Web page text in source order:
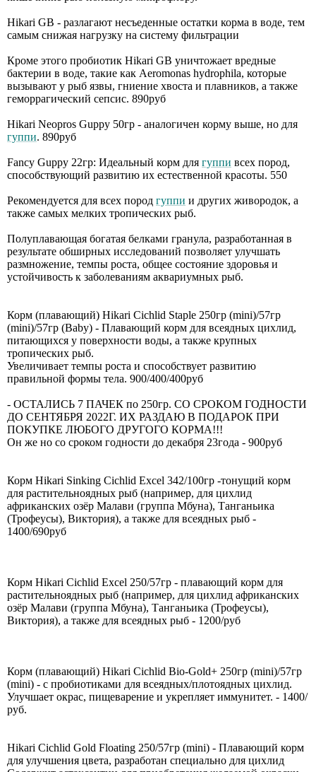
Hikari GB - разлагают несъеденные остатки корма в воде, тем
самым снижая нагрузку на систему фильтрации
Кроме этого пробиотик Hikari GB уничтожает вредные
бактерии в воде, такие как Aeromonas hydrophila, которые
вызывают у рыб язвы, гниение хвоста и плавников, а также
геморрагический сепсис. 890руб
Hikari Neopros Guppy 50гр - аналогичен корму выше, но для
гуппи. 890руб
Fancy Guppy 22гр: Идеальный корм для гуппи всех пород,
способствующий развитию их естественной красоты. 550
Рекомендуется для всех пород гуппи и других живородок, а
также самых мелких тропических рыб.
Полуплавающая богатая белками гранула, разработанная в
результате обширных исследований позволяет улучшать
размножение, темпы роста, общее состояние здоровья и
устойчивость к заболеваниям аквариумных рыб.
Корм (плавающий) Hikari Cichlid Staple 250гр (mini)/57гр
(mini)/57гр (Baby) - Плавающий корм для всеядных цихлид,
питающихся у поверхности воды, а также крупных
тропических рыб.
Увеличивает темпы роста и способствует развитию
правильной формы тела. 900/400/400руб
- ОСТАЛИСЬ 7 ПАЧЕК по 250гр. СО СРОКОМ ГОДНОСТИ
ДО СЕНТЯБРЯ 2022Г. ИХ РАЗДАЮ В ПОДАРОК ПРИ
ПОКУПКЕ ЛЮБОГО ДРУГОГО КОРМА!!!
Он же но со сроком годности до декабря 23года - 900руб
Корм Hikari Sinking Cichlid Excel 342/100гр -тонущий корм
для растительноядных рыб (например, для цихлид
африканских озёр Малави (группа Мбуна), Танганьика
(Трофеусы), Виктория), а также для всеядных рыб -
1400/690руб
Корм Hikari Cichlid Excel 250/57гр - плавающий корм для
растительноядных рыб (например, для цихлид африканских
озёр Малави (группа Мбуна), Танганьика (Трофеусы),
Виктория), а также для всеядных рыб - 1200/руб
Корм (плавающий) Hikari Cichlid Bio-Gold+ 250гр (mini)/57гр
(mini) - с пробиотиками для всеядных/плотоядных цихлид.
Улучшает окрас, пищеварение и укрепляет иммунитет. - 1400/
руб.
Hikari Cichlid Gold Floating 250/57гр (mini) - Плавающий корм
для улучшения цвета, разработан специально для цихлид